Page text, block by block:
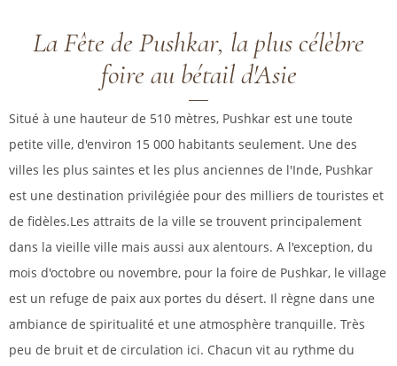
La Fête de Pushkar, la plus célèbre
foire au bétail d'Asie
Situé à une hauteur de 510 mètres, Pushkar est une toute
petite ville, d'environ 15 000 habitants seulement. Une des
villes les plus saintes et les plus anciennes de l'Inde, Pushkar
est une destination privilégiée pour des milliers de touristes et
de fidèles.Les attraits de la ville se trouvent principalement
dans la vieille ville mais aussi aux alentours. A l'exception, du
mois d'octobre ou novembre, pour la foire de Pushkar, le village
est un refuge de paix aux portes du désert. Il règne dans une
ambiance de spiritualité et une atmosphère tranquille. Très
peu de bruit et de circulation ici. Chacun vit au rythme du